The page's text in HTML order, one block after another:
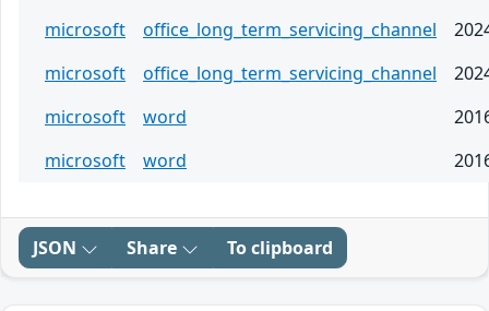
microsoft
office_long_term_servicing_channel
microsoft
office_long_term_servicing_channel
microsoft
word
microsoft
word
JSON Share To clipboard